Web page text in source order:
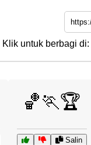
Klik untuk berbagi di:
🏀🏃🏆
Salin